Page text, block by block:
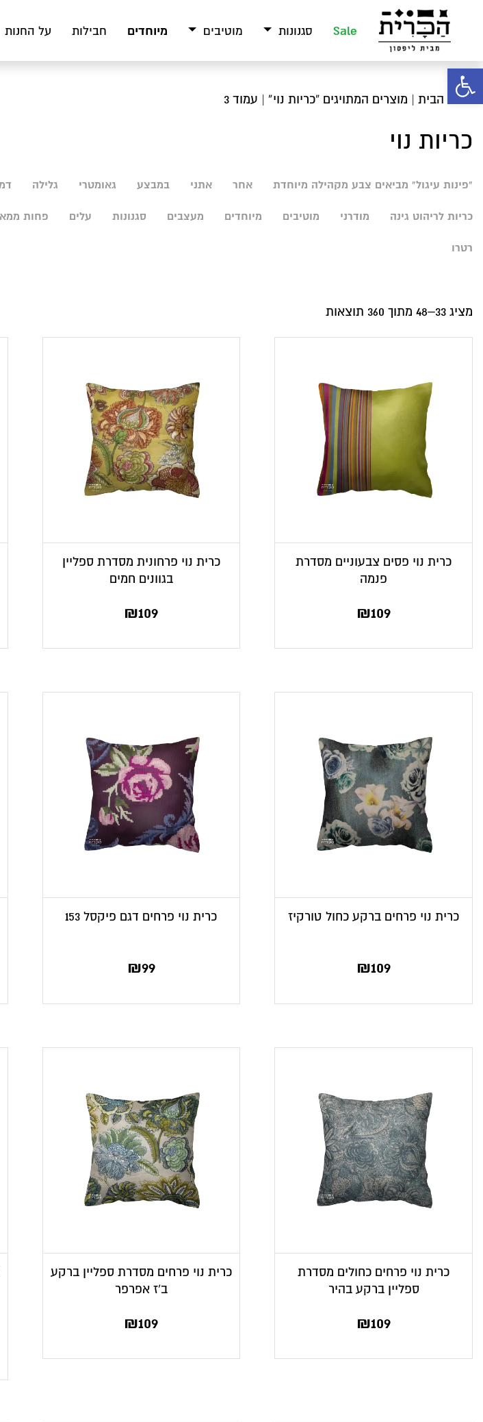
פתח סרגל נגישות
Sale סגנונות מוטיבים מיוחדים חבילות על החנות
עמוד הבית | מוצרים המתויגים “כריות נוי” | עמוד 3
כריות נוי
"פינות עיגול" מביאים צבע מקהילה מיוחדת אחר אתני במבצע גאומטרי גלילה
כריות לריהוט גינה מודרני מוטיבים מיוחדים מעצבים סגנונות עלים פחות
רטרו
מציג 33–48 מתוך 360 תוצאות
כרית נוי פסים צבעוניים מסדרת
פנמה
₪109
כרית נוי פרחונית מסדרת ספליין
בגוונים חמים
₪109
כרית נוי פרחים ברקע כחול טורקיז
₪109
כרית נוי פרחים דגם פיקסל 153
₪99
כרית נוי פרחים כחולים מסדרת
ספליין ברקע בהיר
₪109
כרית נוי פרחים מסדרת ספליין ברקע
ב’ז אפרפר
₪109